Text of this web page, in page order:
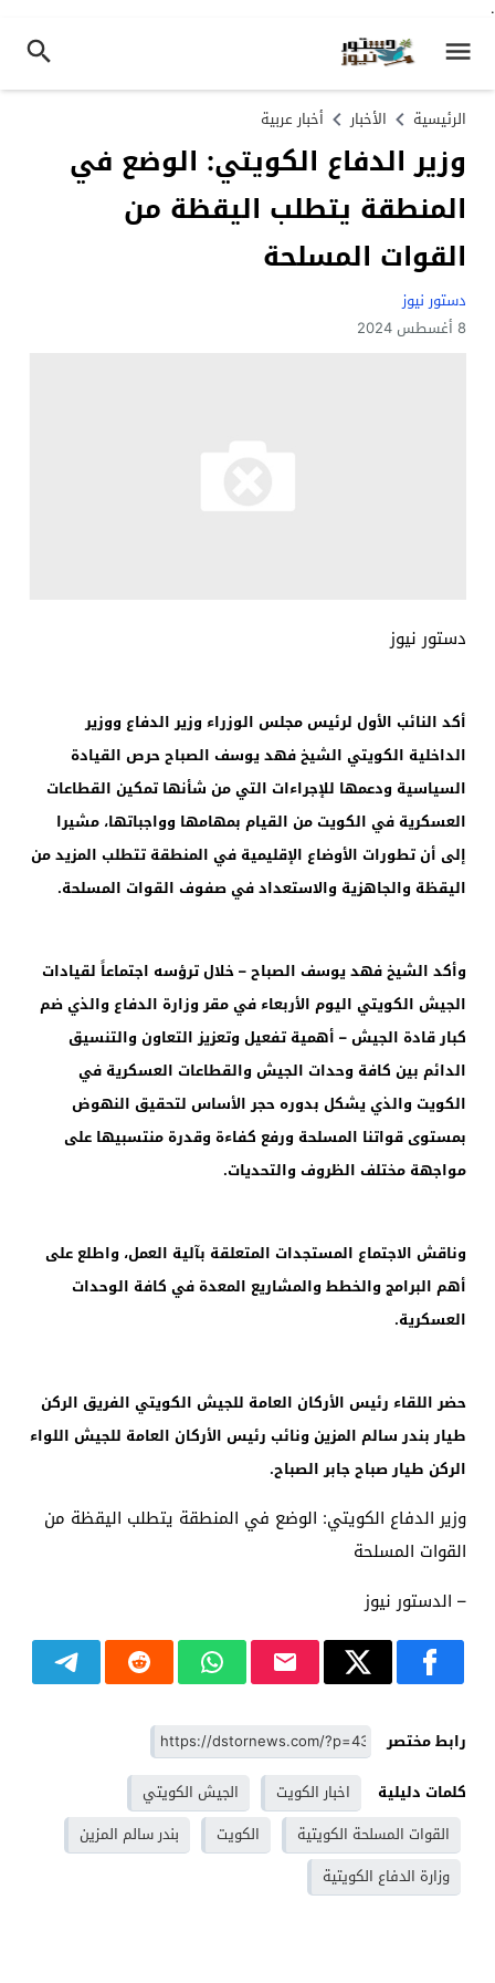
.
الرئيسية الأخبار أخبار عربية
وزير الدفاع الكويتي: الوضع في
المنطقة يتطلب اليقظة من
القوات المسلحة
دستور نيوز
8 أغسطس 2024
دستور نيوز
أكد النائب الأول لرئيس مجلس الوزراء وزير الدفاع ووزير
الداخلية الكويتي الشيخ فهد يوسف الصباح حرص القيادة
السياسية ودعمها للإجراءات التي من شأنها تمكين القطاعات
العسكرية في الكويت من القيام بمهامها وواجباتها، مشيرا
إلى أن تطورات الأوضاع الإقليمية في المنطقة تتطلب المزيد من
اليقظة والجاهزية والاستعداد في صفوف القوات المسلحة.
وأكد الشيخ فهد يوسف الصباح – خلال ترؤسه اجتماعاً لقيادات
الجيش الكويتي اليوم الأربعاء في مقر وزارة الدفاع والذي ضم
كبار قادة الجيش – أهمية تفعيل وتعزيز التعاون والتنسيق
الدائم بين كافة وحدات الجيش والقطاعات العسكرية في
الكويت والذي يشكل بدوره حجر الأساس لتحقيق النهوض
بمستوى قواتنا المسلحة ورفع كفاءة وقدرة منتسبيها على
مواجهة مختلف الظروف والتحديات.
وناقش الاجتماع المستجدات المتعلقة بآلية العمل، واطلع على
أهم البرامج والخطط والمشاريع المعدة في كافة الوحدات
العسكرية.
حضر اللقاء رئيس الأركان العامة للجيش الكويتي الفريق الركن
طيار بندر سالم المزين ونائب رئيس الأركان العامة للجيش اللواء
الركن طيار صباح جابر الصباح.
وزير الدفاع الكويتي: الوضع في المنطقة يتطلب اليقظة من
القوات المسلحة
– الدستور نيوز
رابط مختصر
كلمات دليلية
اخبار الكويت
الجيش الكويتي
القوات المسلحة الكويتية
الكويت
بندر سالم المزين
وزارة الدفاع الكويتية